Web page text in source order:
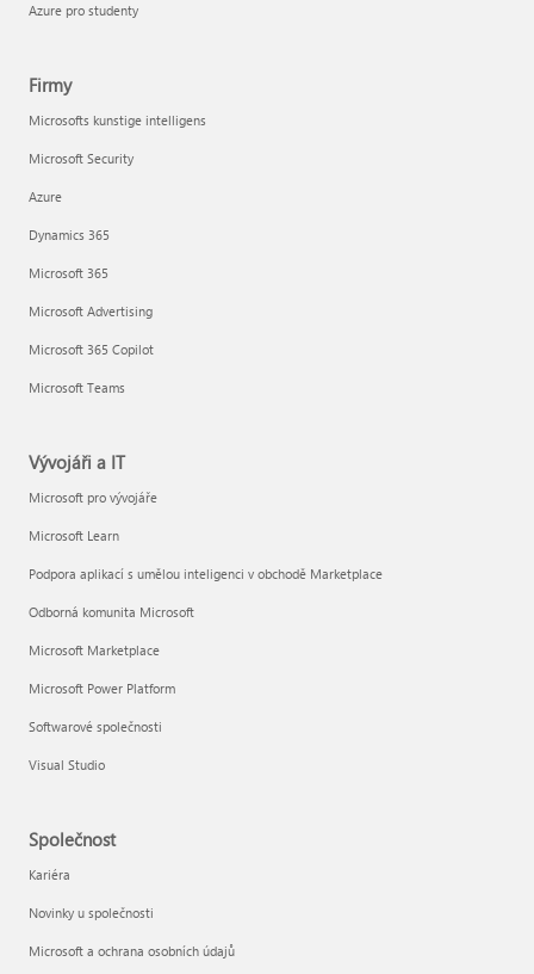
Azure pro studenty
Firmy
Microsofts kunstige intelligens
Microsoft Security
Azure
Dynamics 365
Microsoft 365
Microsoft Advertising
Microsoft 365 Copilot
Microsoft Teams
Vývojáři a IT
Microsoft pro vývojáře
Microsoft Learn
Podpora aplikací s umělou inteligenci v obchodě Marketplace
Odborná komunita Microsoft
Microsoft Marketplace
Microsoft Power Platform
Softwarové společnosti
Visual Studio
Společnost
Kariéra
Novinky u společnosti
Microsoft a ochrana osobních údajů